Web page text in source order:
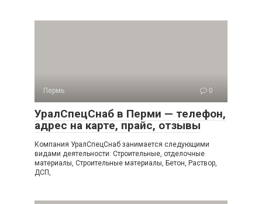
Пермь 0
УралСпецСнаб в Перми — телефон,
адрес на карте, прайс, отзывы
Компания УралСпецСнаб занимается следующими
видами деятельности: Строительные, отделочные
материалы, Строительные материалы, Бетон, Раствор,
ДСП,